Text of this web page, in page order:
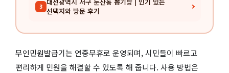
3 대전광역시 서구 둔산동 뽑기방 | 인기 있는
선택지와 방문 후기
무인민원발급기는 연중무휴로 운영되며, 시민들이 빠르고
편리하게 민원을 해결할 수 있도록 해 줍니다. 사용 방법은